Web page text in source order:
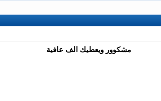
مشكوور ويعطيك الف عافية